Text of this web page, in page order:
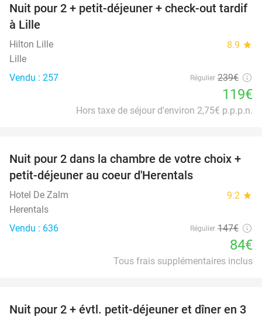
50%
Nuit pour 2 + petit-déjeuner + check-out tardif
à Lille
Hilton Lille 8.9 star
Lille
Vendu : 257
Régulier 239€
119€
Hors taxe de séjour d'environ 2,75€ p.p.p.n.
43%
Nuit pour 2 dans la chambre de votre choix +
petit-déjeuner au coeur d'Herentals
Hotel De Zalm 9.2 star
Herentals
Vendu : 636
Régulier 147€
84€
Tous frais supplémentaires inclus
Nuit pour 2 + évtl. petit-déjeuner et dîner en 3